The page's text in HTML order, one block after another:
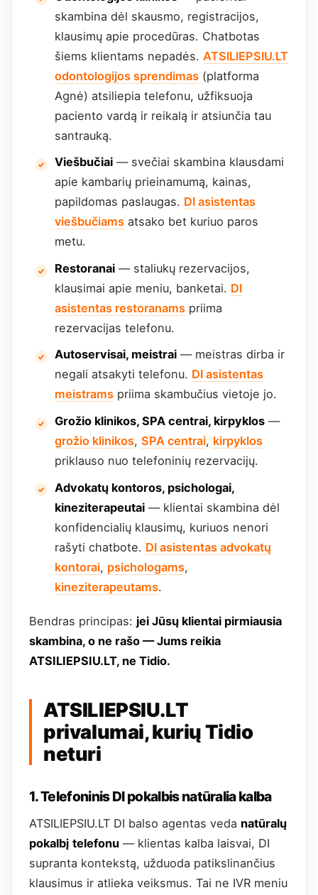
skambina dėl skausmo, registracijos,
klausimų apie procedūras. Chatbotas
šiems klientams nepadės. ATSILIEPSIU.LT
odontologijos sprendimas (platforma
Agnė) atsiliepia telefonu, užfiksuoja
paciento vardą ir reikalą ir atsiunčia tau
santrauką.
Viešbučiai — svečiai skambina klausdami
apie kambarių prieinamumą, kainas,
papildomas paslaugas. DI asistentas
viešbučiams atsako bet kuriuo paros
metu.
Restoranai — staliukų rezervacijos,
klausimai apie meniu, banketai. DI
asistentas restoranams priima
rezervacijas telefonu.
Autoservisai, meistrai — meistras dirba ir
negali atsakyti telefonu. DI asistentas
meistrams priima skambučius vietoje jo.
Grožio klinikos, SPA centrai, kirpyklos —
grožio klinikos, SPA centrai, kirpyklos
priklauso nuo telefoninių rezervacijų.
Advokatų kontoros, psichologai,
kineziterapeutai — klientai skambina dėl
konfidencialių klausimų, kuriuos nenori
rašyti chatbote. DI asistentas advokatų
kontorai, psichologams,
kineziterapeutams.
Bendras principas: jei Jūsų klientai pirmiausia
skambina, o ne rašo — Jums reikia
ATSILIEPSIU.LT, ne Tidio.
ATSILIEPSIU.LT
privalumai, kurių Tidio
neturi
1. Telefoninis DI pokalbis natūralia kalba
ATSILIEPSIU.LT DI balso agentas veda natūralų
pokalbį telefonu — klientas kalba laisvai, DI
supranta kontekstą, užduoda patikslinančius
klausimus ir atlieka veiksmus. Tai ne IVR meniu